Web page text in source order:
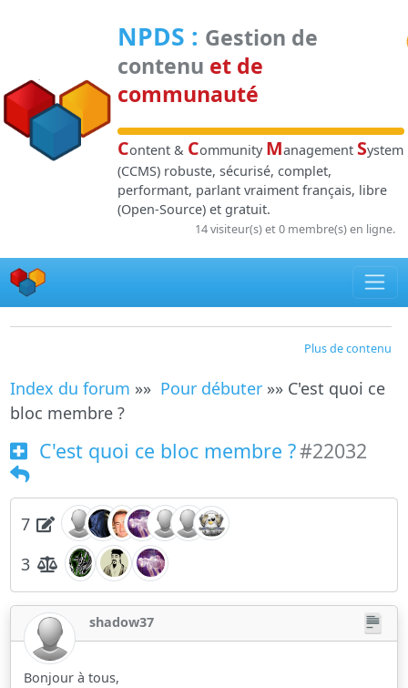
NPDS : Gestion de
contenu et de
communauté
Content & Community Management System
(CCMS) robuste, sécurisé, complet,
performant, parlant vraiment français, libre
(Open-Source) et gratuit.
14 visiteur(s) et 0 membre(s) en ligne.
Plus de contenu
Index du forum »» Pour débuter»» C'est quoi ce
bloc membre ?
C'est quoi ce bloc membre ?#22032
7
3
shadow37
Bonjour à tous,